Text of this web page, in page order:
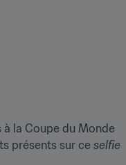
la Coupe du Monde
présents sur ce selfie